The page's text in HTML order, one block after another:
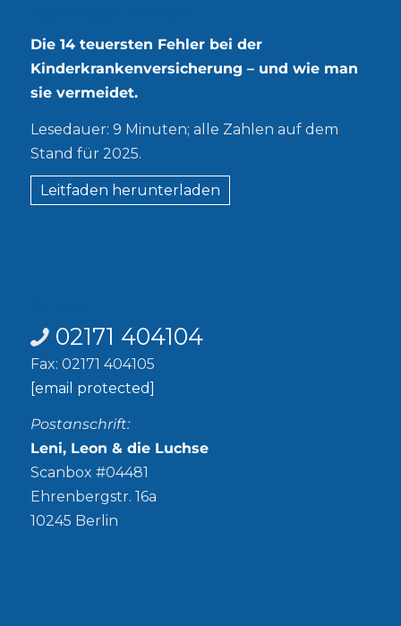
Die 14 teuersten Fehler bei der
Kinderkrankenversicherung – und wie man
sie vermeidet.
Lesedauer: 9 Minuten; alle Zahlen auf dem
Stand für 2025.
Leitfaden herunterladen
02171 404104
Fax: 02171 404105
[email protected]
Postanschrift:
Leni, Leon & die Luchse
Scanbox #04481
Ehrenbergstr. 16a
10245 Berlin